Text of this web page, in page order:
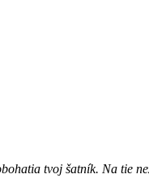
tvoj šatník. Na tie